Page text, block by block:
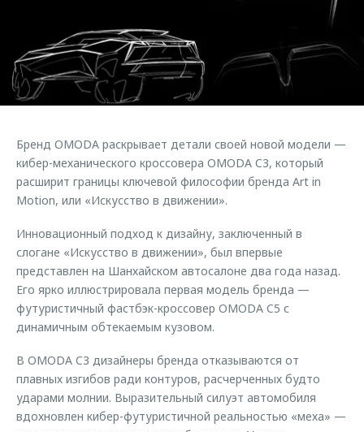
Кредитный калькулятор
Аксессуары
Одежда и сувениры
Запчасти
Трейд-ин
Калькулятор трейд-ин
Клиентская поддержка
O&J Автоклуб
Клуб владельцев OMODA
Аксессуары
Одежда и сувениры
Оригинальные аксессуары
Запчасти
Бренд OMODA раскрывает детали своей новой модели —
кибер-механического кроссовера OMODA C3, который
расширит границы ключевой философии бренда Art in
Motion, или «Искусство в движении».
Инновационный подход к дизайну, заключенный в
слогане «Искусство в движении», был впервые
представлен на Шанхайском автосалоне два года назад.
Его ярко иллюстрировала первая модель бренда —
футуристичный фастбэк-кроссовер OMODA C5 с
динамичным обтекаемым кузовом.
В OMODA C3 дизайнеры бренда отказываются от
плавных изгибов ради контуров, расчерченных будто
ударами молнии. Выразительный силуэт автомобиля
вдохновлен кибер-футуристичной реальностью «меха» —